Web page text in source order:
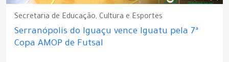
Secretaria de Educação, Cultura e Esportes
Serranópolis do Iguaçu vence Iguatu pela 7ª
Copa AMOP de Futsal